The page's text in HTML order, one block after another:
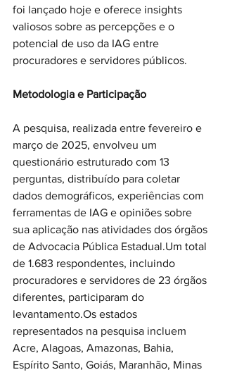
foi lançado hoje e oferece insights
valiosos sobre as percepções e o
potencial de uso da IAG entre
procuradores e servidores públicos.
Metodologia e Participação
A pesquisa, realizada entre fevereiro e
março de 2025, envolveu um
questionário estruturado com 13
perguntas, distribuído para coletar
dados demográficos, experiências com
ferramentas de IAG e opiniões sobre
sua aplicação nas atividades dos órgãos
de Advocacia Pública Estadual.Um total
de 1.683 respondentes, incluindo
procuradores e servidores de 23 órgãos
diferentes, participaram do
levantamento.Os estados
representados na pesquisa incluem
Acre, Alagoas, Amazonas, Bahia,
Espírito Santo, Goiás, Maranhão, Minas